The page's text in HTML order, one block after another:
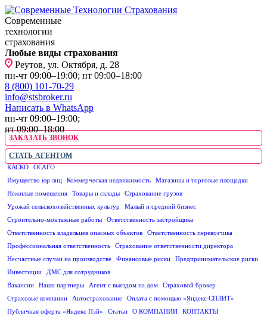
Современные
технологии
страхования
Любые виды страхования
Реутов, ул. Октября, д. 28
пн-чт 09:00–19:00; пт 09:00–18:00
8 (800) 101-70-29
info@stsbroker.ru
Написать в WhatsApp
пн-чт 09:00–19:00;
пт 09:00–18:00
ЗАКАЗАТЬ ЗВОНОК
СТАТЬ АГЕНТОМ
КАСКО ОСАГО
Имущество юр лиц
Коммерческая недвижимость
Магазины и торговые площадки
Нежилые помещения
Товары и склады
Страхование грузов
Урожай сельскохозяйственных культур
Малый и средний бизнес
Строительно-монтажные работы
Ответственность застройщика
Ответственность владельцев опасных объектов
Ответственность перевозчика
Профессиональная ответственность
Страхование ответственности директора
Несчастные случаи на производстве
Финансовые риски
Предпринимательские риски
Инвестиции
ДМС для сотрудников
Вакансии
Наши партнеры Агент с выездом на дом
Страховой брокер
Страховые компании
Автострахование
Оплата с помощью «Яндекс СПЛИТ»
Публичная оферта «Яндекс Пэй»
Статьи О КОМПАНИИ
КОНТАКТЫ